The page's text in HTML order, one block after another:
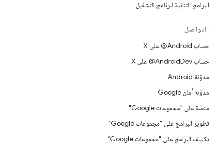
البرامج الثنائية لبرنامج التشغيل
التواصل
حساب ‎@Android على X
حساب ‎@AndroidDev على X
مدوّنة Android
مدوّنة أمان Google
منصّة على "مجموعات Google"
تطوير البرامج على "مجموعات Google"
تكييف البرامج على "مجموعات Google"